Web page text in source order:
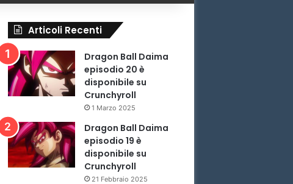
Articoli Recenti
Dragon Ball Daima
episodio 20 è
disponibile su
Crunchyroll
1 Marzo 2025
Dragon Ball Daima
episodio 19 è
disponibile su
Crunchyroll
21 Febbraio 2025